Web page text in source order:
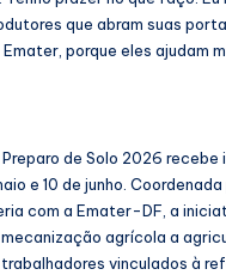
que abram suas
porque eles ajudam
Preparo de Solo 2026 recebe
e 10 de junho.
com a Emater-DF, a
agrícola a
vinculados à